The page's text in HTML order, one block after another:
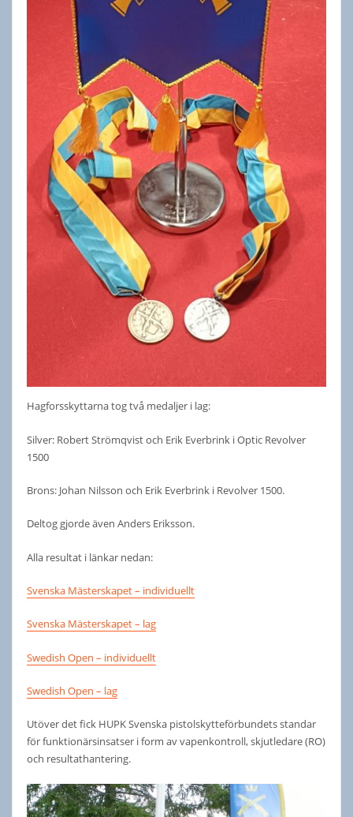
Hagforsskyttarna tog två medaljer i lag:
Silver: Robert Strömqvist och Erik Everbrink i Optic Revolver
1500
Brons: Johan Nilsson och Erik Everbrink i Revolver 1500.
Deltog gjorde även Anders Eriksson.
Alla resultat i länkar nedan:
Svenska Mästerskapet – individuellt
Svenska Mästerskapet – lag
Swedish Open – individuellt
Swedish Open – lag
Utöver det fick HUPK Svenska pistolskytteförbundets standar
för funktionärsinsatser i form av vapenkontroll, skjutledare (RO)
och resultathantering.